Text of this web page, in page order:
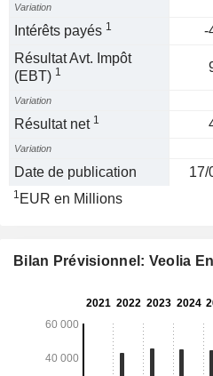
Variation
Intérêts payés 1 -
Résultat Avt. Impôt
(EBT) 1
Variation
Résultat net 1
Variation
Date de publication 17/
1 EUR en Millions
Bilan Prévisionnel: Veolia